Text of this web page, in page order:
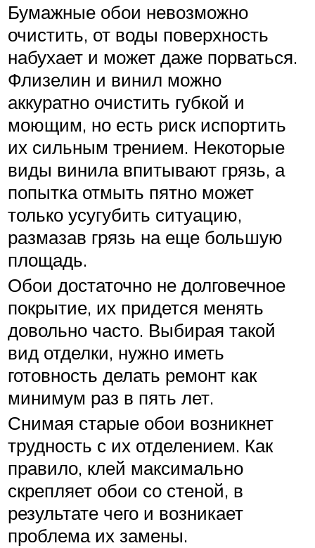
Бумажные обои невозможно
очистить, от воды поверхность
набухает и может даже порваться.
Флизелин и винил можно
аккуратно очистить губкой и
моющим, но есть риск испортить
их сильным трением. Некоторые
виды винила впитывают грязь, а
попытка отмыть пятно может
только усугубить ситуацию,
размазав грязь на еще большую
площадь.
Обои достаточно не долговечное
покрытие, их придется менять
довольно часто. Выбирая такой
вид отделки, нужно иметь
готовность делать ремонт как
минимум раз в пять лет.
Снимая старые обои возникнет
трудность с их отделением. Как
правило, клей максимально
скрепляет обои со стеной, в
результате чего и возникает
проблема их замены.